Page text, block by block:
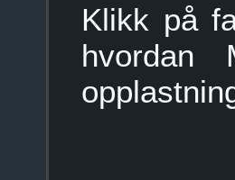
Klikk på
hvordan